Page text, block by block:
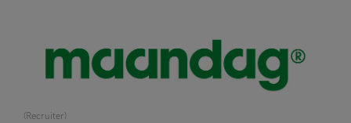
(Recruiter)